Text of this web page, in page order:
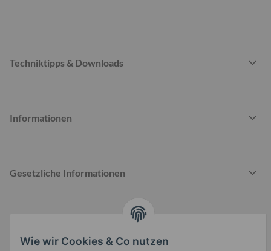
Techniktipps & Downloads
Informationen
Gesetzliche Informationen
Wie wir Cookies & Co nutzen